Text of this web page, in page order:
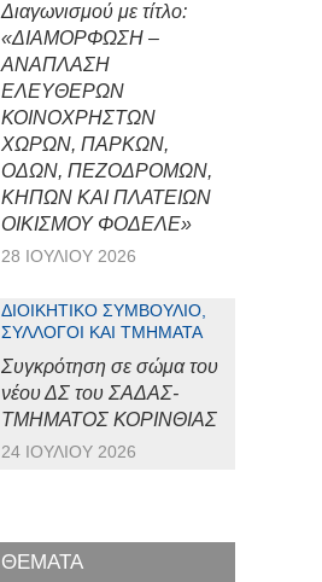
Διαγωνισμού με τίτλο:
«ΔΙΑΜΟΡΦΩΣΗ –
ΑΝΑΠΛΑΣΗ
ΕΛΕΥΘΕΡΩΝ
ΚΟΙΝΟΧΡΗΣΤΩΝ
ΧΩΡΩΝ, ΠΑΡΚΩΝ,
ΟΔΩΝ, ΠΕΖΟΔΡΟΜΩΝ,
ΚΗΠΩΝ ΚΑΙ ΠΛΑΤΕΙΩΝ
ΟΙΚΙΣΜΟΥ ΦΟΔΕΛΕ»
28 ΙΟΥΛΊΟΥ 2026
ΔΙΟΙΚΗΤΙΚΌ ΣΥΜΒΟΎΛΙΟ,
ΣΎΛΛΟΓΟΙ ΚΑΙ ΤΜΉΜΑΤΑ
Συγκρότηση σε σώμα του
νέου ΔΣ του ΣΑΔΑΣ-
ΤΜΗΜΑΤΟΣ ΚΟΡΙΝΘΙΑΣ
24 ΙΟΥΛΊΟΥ 2026
ΘΕΜΑΤΑ